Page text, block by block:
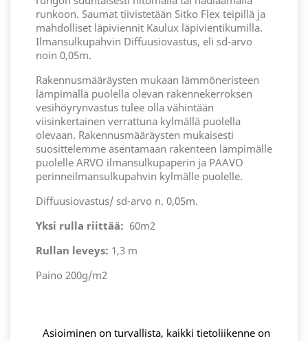
runkoon. Saumat tiivistetään Sitko Flex teipillä ja
mahdolliset läpiviennit Kaulux läpivientikumilla.
Ilmansulkupahvin Diffuusiovastus, eli sd-arvo
noin 0,05m.
Rakennusmääräysten mukaan lämmöneristeen
lämpimällä puolella olevan rakennekerroksen
vesihöyrynvastus tulee olla vähintään
viisinkertainen verrattuna kylmällä puolella
olevaan. Rakennusmääräysten mukaisesti
suosittelemme asentamaan rakenteen lämpimälle
puolelle ARVO ilmansulkupaperin ja PAAVO
perinneilmansulkupahvin kylmälle puolelle.
Diffuusiovastus/ sd-arvo n. 0,05m.
Yksi rulla riittää: 60m2
Rullan leveys: 1,3 m
Paino 200g/m2
Asioiminen on turvallista, kaikki tietoliikenne on